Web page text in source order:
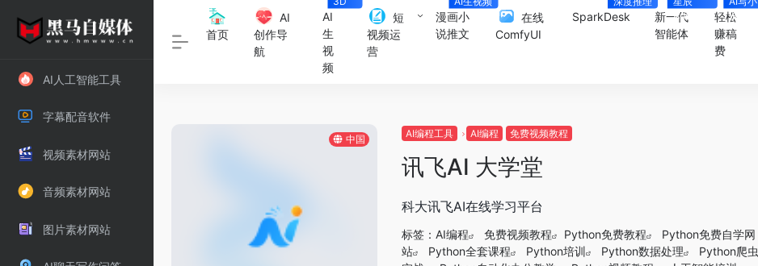
AI人工智能工具
字幕配音软件
视频素材网站
音频素材网站
图片素材网站
首页
AI
创作导
航
AI
生
视
频
短
视频运
营
漫画小
说推文
在线
ComfyUI
SparkDesk
新一代
智能体
Agent
轻松
赚稿
费
说
中国 AI编程工具 AI编程 免费视频教程
讯飞AI 大学堂
科大讯飞AI在线学习平台
标签： AI编程 免费视频教程 Python免费教程
Python免费自学网
站
Python全套课程 Python培训 Python数据处理
Python爬虫